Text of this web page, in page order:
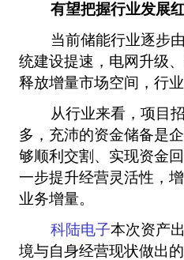
有望把握行业发展
当前储能行业逐步由
统建设提速，电网升级
释放增量市场空间，行
从行业来看，项目招
多，充沛的资金储备是
够顺利交割、实现资金
一步提升经营灵活性，
业务增量。
科陆电子本次资产
境与自身经营现状做出